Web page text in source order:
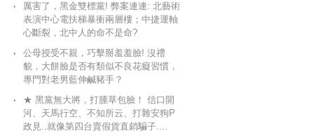
厲害了，黑金雙標黨! 弊案連連: 北藝術
表演中心電扶梯暴衝兩層樓；中捷運軸
心斷裂，北中人的命不是命?
公母授受不親，巧擊掰羞羞臉! 沒禮
貌，大餅臉是否有類似不良花癡習慣，
專門對老男藍伸鹹豬手？
★ 黑黨無大將，打腫草包臉！ 信口開
河、天馬行空、不知所云、打雜安狗P
政見..就像第四台賣假貨直銷騙子....